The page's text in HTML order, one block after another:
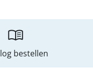
bestellen